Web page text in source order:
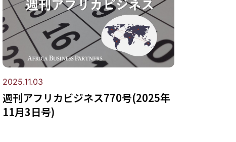
2025.11.03
週刊アフリカビジネス770号(2025年
11月3日号)